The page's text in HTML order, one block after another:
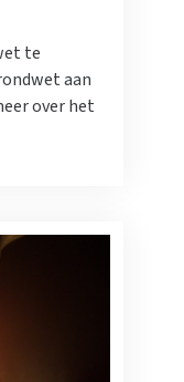
te
aan
over het